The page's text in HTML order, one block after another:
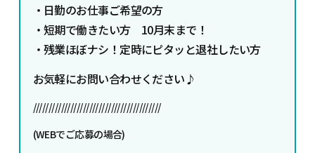
・日勤のお仕事ご希望の方
・短期で働きたい方 10月末まで！
・残業ほぼナシ！定時にピタッと退社したい方
お気軽にお問い合わせください♪
/////////////////////////////////////////
(WEBでご応募の場合)